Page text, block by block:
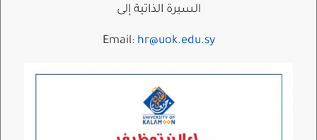
السيرة الذاتية إلى
Email: hr@uok.edu.sy